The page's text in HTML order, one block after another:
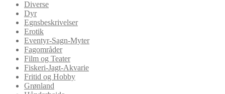
Diverse
Dyr
Egnsbeskrivelser
Erotik
Eventyr-Sagn-Myter
Fagområder
Film og Teater
Fiskeri-Jagt-Akvarie
Fritid og Hobby
Grønland